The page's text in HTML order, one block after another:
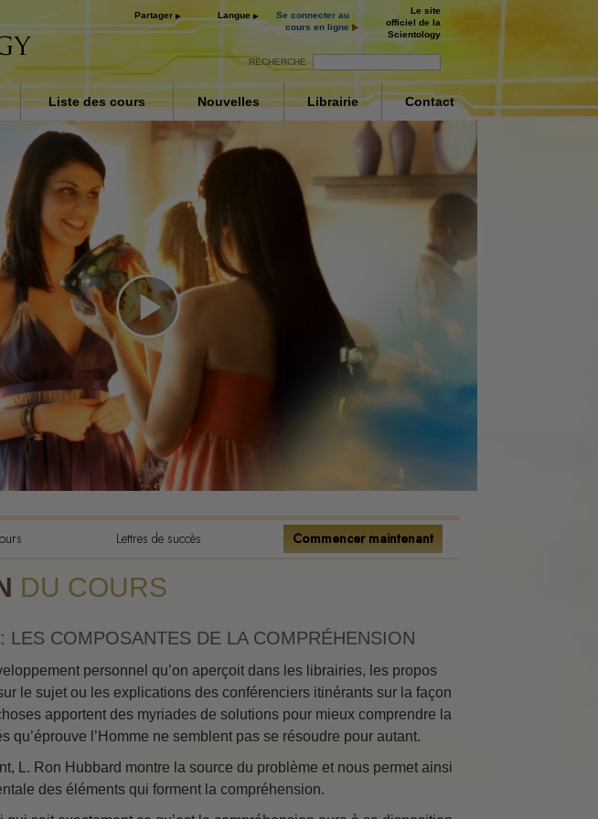
Partager Langue
Se connecter au
cours en ligne
Le site
officiel de la
Scientology
RECHERCHE
Liste des cours
Introduction
Réponses aux drogues
Procédés d’assistance pour
maladies et blessures
Les fondements de
l’organisation
La raison de l’oppression
Les enfants
Communiquer efficacement
Les composantes de la
compréhension
Les dynamiques de l’existence
L’éthique et les conditions
publiques
Les investigations
Solutions à un environnement
dangereux
Cibles et buts
Nouvelles Librairie Contact
Play
Video
Lettres de succès Commencer maintenant
DU COURS
LES COMPOSANTES DE LA COMPRÉHENSION
personnel qu’on aperçoit dans les librairies, les propos
le sujet ou les explications des conférenciers itinérants sur la façon
apportent des myriades de solutions pour mieux comprendre la
qu’éprouve l’Homme ne semblent pas se résoudre pour autant.
L. Ron Hubbard montre la source du problème et nous permet ainsi
des éléments qui forment la compréhension.